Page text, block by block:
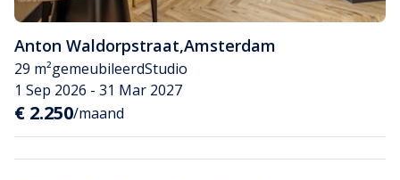
Anton Waldorpstraat,Amsterdam
29 m²gemeubileerdStudio
1 Sep 2026 - 31 Mar 2027
€ 2.250/maand